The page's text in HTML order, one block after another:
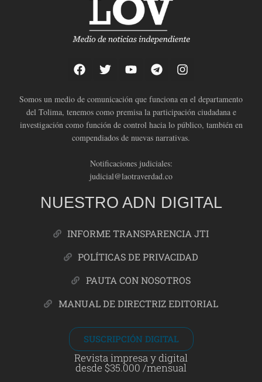
Somos un medio de comunicación que funciona en el departamento
del Tolima, tenemos como premisa la participación ciudadana e
investigación como función de control hacia lo público, también en
compendiados de nuevas narrativas.
Notificaciones judiciales:
judicial@laotraverdad.co
NUESTRO ADN DIGITAL
INFORME TRANSPARENCIA JTI
POLÍTICAS DE PRIVACIDAD
PAUTA CON NOSOTROS
MANUAL DE DIRECTRIZ EDITORIAL
SUSCRIPCIÓN DIGITAL
Revista impresa y digital
desde $35.000 /mensual